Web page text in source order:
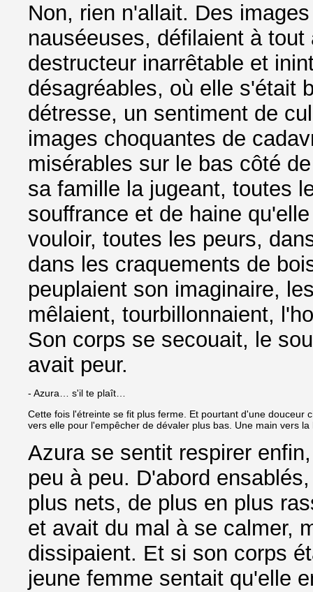
Non, rien n'allait. Des
nauséeuses, défilaient à
destructeur inarrêtable et
désagréables, où elle s'était
détresse, un sentiment de
images choquantes de
misérables sur le bas côté
sa famille la jugeant, toutes
souffrance et de haine
vouloir, toutes les peurs,
dans les craquements de
peuplaient son imaginaire,
mêlaient, tourbillonnaient,
Son corps se secouait, le
avait peur.
- Azura… s'il te plaît…
Cette fois l'étreinte se fit plus ferme. Et pourtant d'une
vers elle pour l'empêcher de dévaler plus bas. Une main vers la
Azura se sentit respirer
peu à peu. D'abord
plus nets, de plus en plus
et avait du mal à se calmer,
dissipaient. Et si son corps
jeune femme sentait qu'elle